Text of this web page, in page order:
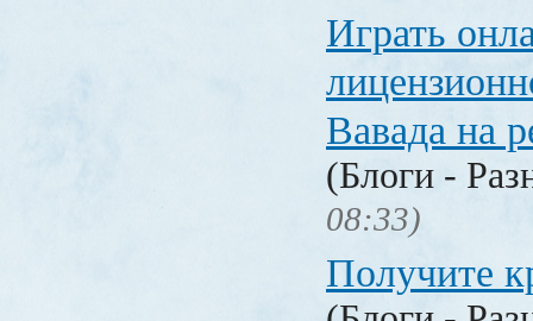
Играть
Вавада на
(Блоги -
08:33)
Получите